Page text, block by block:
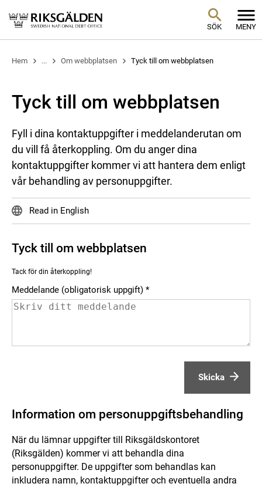
SÖK MENY
Hem ... Om webbplatsen Tyck till om webbplatsen
Tyck till om webbplatsen
Fyll i dina kontaktuppgifter i meddelanderutan om
du vill få återkoppling. Om du anger dina
kontaktuppgifter kommer vi att hantera dem enligt
vår behandling av personuppgifter.
Read in English
Tyck till om webbplatsen
Tack för din återkoppling!
Meddelande (obligatorisk uppgift)
Skicka
Information om personuppgiftsbehandling
När du lämnar uppgifter till Riksgäldskontoret
(Riksgälden) kommer vi att behandla dina
personuppgifter. De uppgifter som behandlas kan
inkludera namn, kontaktuppgifter och eventuella andra